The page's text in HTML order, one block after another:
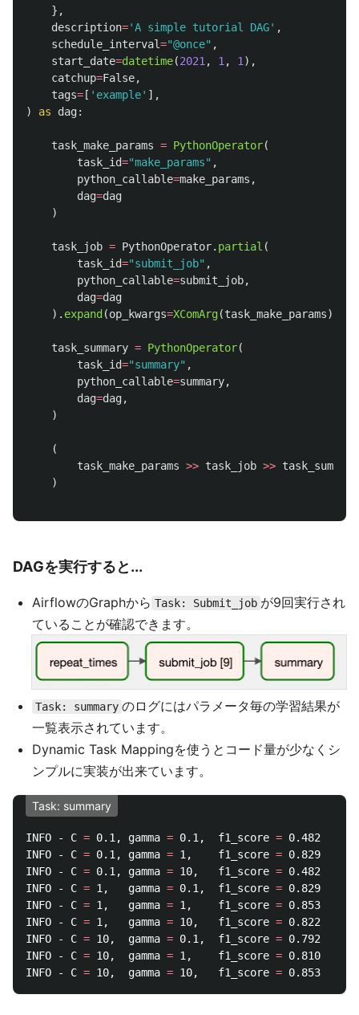
},
description='A simple tutorial DAG' ,
schedule_interval="@once" ,
start_date=datetime(2021 , 1 , 1 ),
catchup=False,
tags= [ ' example' ],
)
as dag:
task_make_params = PythonOperator(
task_id="make_params" ,
python_callable=make_params ,
dag=dag
)
task_job = PythonOperator. partial (
task_id="submit_job" ,
python_callable=submit_job,
dag=dag
). expand (op_kwargs=XComArg(task_make_params))
task_summary = PythonOperator(
task_id="summary" ,
python_callable=summary,
dag=dag,
)
(
task_make_params >> task_job >> task_summary
)
DAGを実行すると...
AirflowのGraphから Task: Submit_job が9回実行され
ていることが確認できます。
Task: summary のログにはパラメータ毎の学習結果が
一覧表示されています。
Dynamic Task Mappingを使うとコード量が少なくシ
ンプルに実装が出来ています。
Task: summary
INFO - C = 0.1, gamma = 0.1,  f1_score = 0.482
INFO - C = 0.1, gamma = 1,    f1_score = 0.829
INFO - C = 0.1, gamma = 10,   f1_score = 0.482
INFO - C = 1,   gamma = 0.1,  f1_score = 0.829
INFO - C = 1,   gamma = 1,    f1_score = 0.853
INFO - C = 1,   gamma = 10,   f1_score = 0.822
INFO - C = 10,  gamma = 0.1,  f1_score = 0.792
INFO - C = 10,  gamma = 1,    f1_score = 0.810
INFO - C = 10,  gamma = 10,   f1_score =